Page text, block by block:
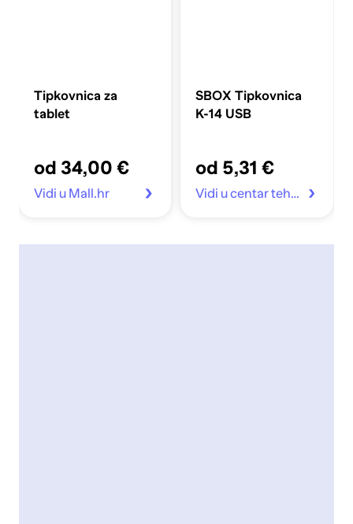
Tipkovnica za
tablet
od 34,00 €
Vidi u Mall.hr
SBOX Tipkovnica
K-14 USB
od 5,31 €
Vidi u centar tehnike